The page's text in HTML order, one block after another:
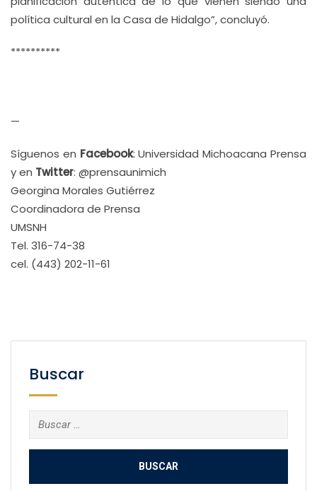
política cultural en la Casa de Hidalgo”, concluyó.
**********
—
Síguenos en Facebook: Universidad Michoacana Prensa
y en Twitter: @prensaunimich
Georgina Morales Gutiérrez
Coordinadora de Prensa
UMSNH
Tel. 316-74-38
cel. (443) 202-11-61
Buscar
Buscar: